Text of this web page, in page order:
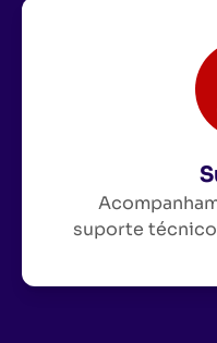
suporte